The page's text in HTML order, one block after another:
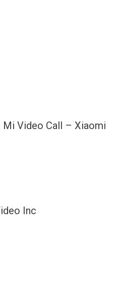
Mi Video Call – Xiaomi
Inc